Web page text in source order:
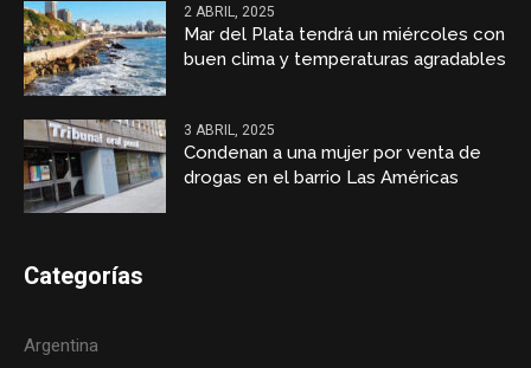
2 ABRIL, 2025
Mar del Plata tendrá un miércoles con
buen clima y temperaturas agradables
3 ABRIL, 2025
Condenan a una mujer por venta de
drogas en el barrio Las Américas
Categorías
Argentina